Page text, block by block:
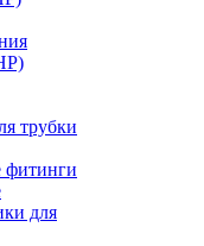
трубки
фитинги
для